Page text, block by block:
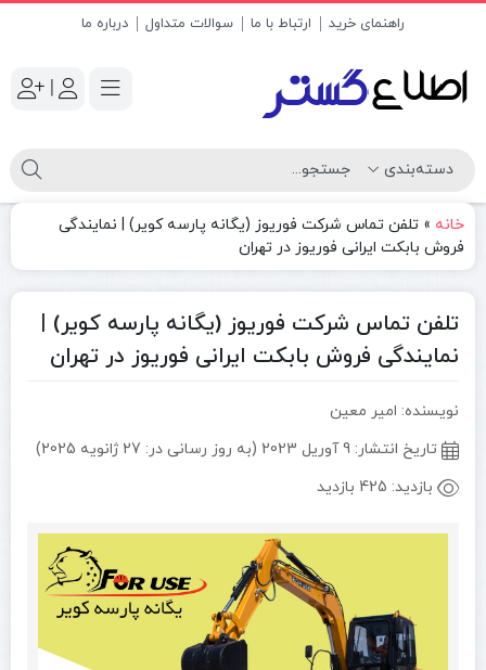
راهنمای خرید ارتباط با ما سوالات متداول درباره ما
|
خانه » تلفن تماس شرکت فوریوز (یگانه پارسه کویر) | نمایندگی
فروش بابکت ایرانی فوریوز در تهران
تلفن تماس شرکت فوریوز (یگانه پارسه کویر) |
نمایندگی فروش بابکت ایرانی فوریوز در تهران
نویسنده: امیر معین
تاریخ انتشار: 9 آوریل 2023 (به روز رسانی در: 27 ژانویه 2025)
بازدید: 425 بازدید